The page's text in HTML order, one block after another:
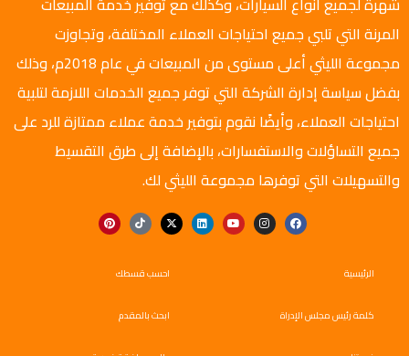
المرنة التي تلبي جميع احتياجات العملاء المختلفة، وتجاوزت
مجموعة الليثي أعلى مستوى من المبيعات في عام 2018م، وذلك
بفضل سياسة إدارة الشركة التي توفر جميع الخدمات اللازمة لتلبية
احتياجات العملاء، وأيضًا نقوم بتوفير خدمة عملاء ممتازة للرد على
جميع التساؤلات والاستفسارات، بالإضافة إلى طرق التقسيط
والتسهيلات التي توفرها مجموعة الليثي لك.
الرئيسية
كلمة رئيس مجلس الإدراة
احسب قسطك
ابحث بالمقدم